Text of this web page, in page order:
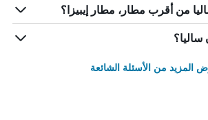
من أقرب مطار، مطار إيبيزا؟
المزيد من الأسئلة الشائعة